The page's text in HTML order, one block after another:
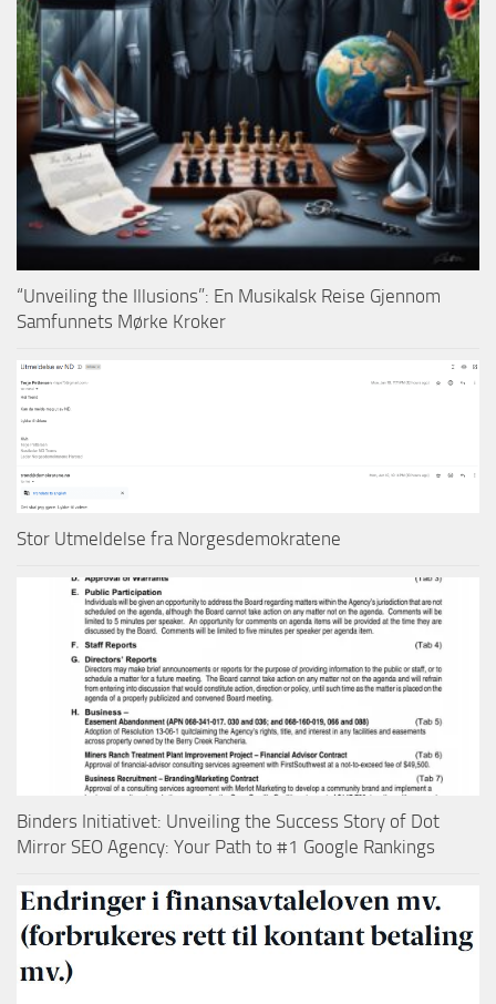
“Unveiling the Illusions”: En Musikalsk Reise Gjennom
Samfunnets Mørke Kroker
Stor Utmeldelse fra Norgesdemokratene
Binders Initiativet: Unveiling the Success Story of Dot
Mirror SEO Agency: Your Path to #1 Google Rankings